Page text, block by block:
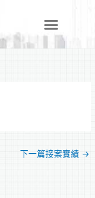
下一篇接案實績 →